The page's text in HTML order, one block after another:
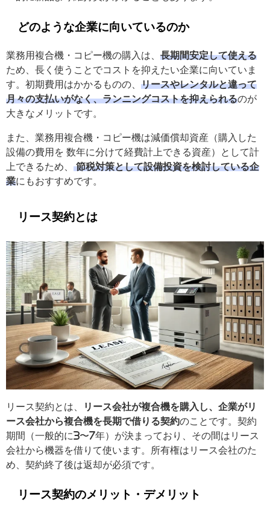
どのような企業に向いているのか
業務用複合機・コピー機の購入は、 長期間安定して使える
ため、長く使うことでコストを抑えたい企業に向いていま
す。初期費用はかかるものの、 リースやレンタルと違って
月々の支払いがなく、ランニングコストを抑えられるのが
大きなメリットです。
また、業務用複合機・コピー機は減価償却資産（購入した
設備の費用を 数年に分けて経費計上できる資産）として計
上できるため、
節税対策として設備投資を検討している企
業にもおすすめです。
リース契約とは
リース契約とは、
リース会社が複合機を購入し、企業がリ
ース会社から複合機を長期で借りる契約のことです。契約
期間（一般的に3〜7年）が決まっており、その間はリース
会社から機器を借りて使います。所有権はリース会社のた
め、契約終了後は返却が必須です。
リース契約のメリット・デメリット